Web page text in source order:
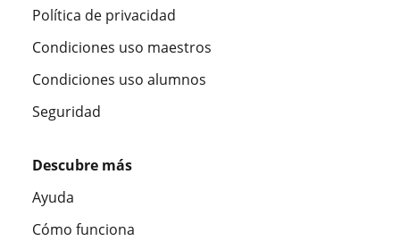
Política de privacidad
Condiciones uso maestros
Condiciones uso alumnos
Seguridad
Descubre más
Ayuda
Cómo funciona